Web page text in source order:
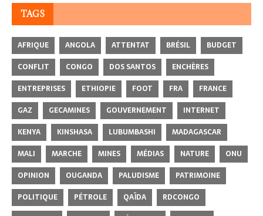
TAGS
AFRIQUE ANGOLA ATTENTAT BRÉSIL
BUDGET
CONFLIT
CONGO DOS SANTOS
ENCHÈRES
ENTREPRISES
ETHIOPIE FOOT FRA
FRANCE
GAZ
GECAMINES GOUVERNEMENT
INTERNET
KENYA
KINSHASA LUBUMBASHI
MADAGASCAR
MALI
MARCHE MINES MÉDIAS NATURE
ONU
OPINION
OUGANDA PALUDISME
PATRIMOINE
POLITIQUE
PÉTROLE QAÏDA
RDCONGO